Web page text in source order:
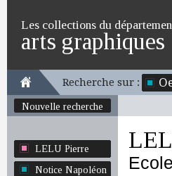
Les collections du
arts graphiques
Recherche sur :
Nouvelle recherche
LELU Pierre
Notice Napoléon